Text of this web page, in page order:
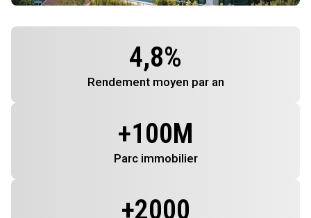
4,8%
Rendement moyen par an
+100M
Parc immobilier
+2000